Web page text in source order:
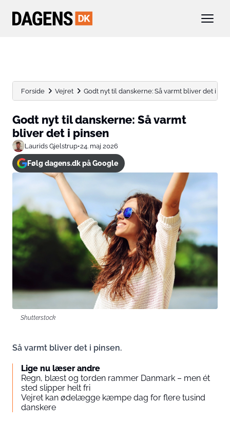
Forside Vejret Godt nyt til danskerne: Så varmt bliver det i
Godt nyt til danskerne: Så varmt
bliver det i pinsen
Laurids Gjelstrup•24. maj 2026
Følg dagens.dk på Google
Shutterstock
Så varmt bliver det i pinsen.
Lige nu læser andre
Regn, blæst og torden rammer Danmark – men ét
sted slipper helt fri
Vejret kan ødelægge kæmpe dag for flere tusind
danskere